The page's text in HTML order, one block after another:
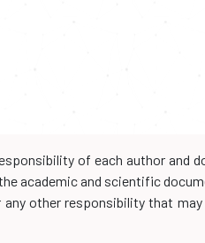
of each author and
academic and scientific
other responsibility that